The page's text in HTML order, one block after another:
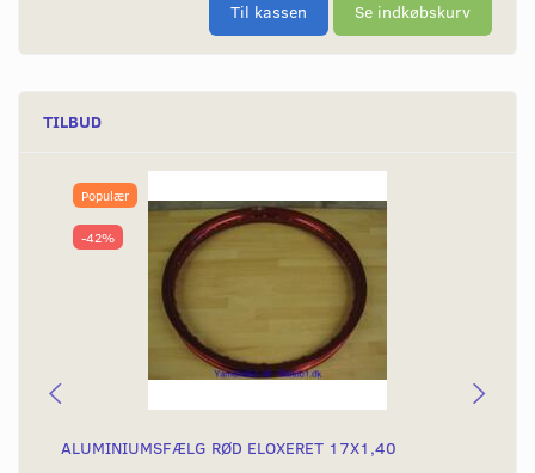
Til kassen Se indkøbskurv
TILBUD
Populær
-42%
ALUMINIUMSFÆLG RØD ELOXERET 17X1,40